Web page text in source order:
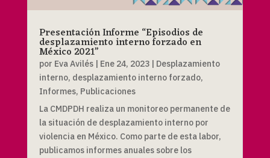
Presentación Informe “Episodios de
desplazamiento interno forzado en
México 2021”
por Eva Avilés| Ene 24, 2023| Desplazamiento
interno, desplazamiento interno forzado,
Informes, Publicaciones
La CMDPDH realiza un monitoreo permanente de
la situación de desplazamiento interno por
violencia en México. Como parte de esta labor,
publicamos informes anuales sobre los